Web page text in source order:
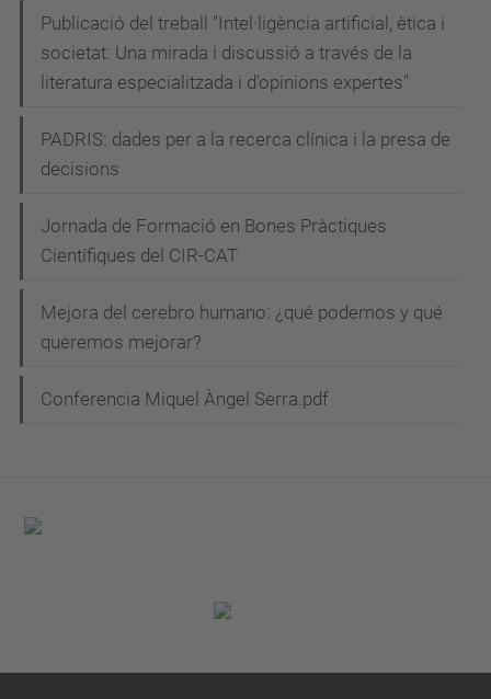
Publicació del treball "Intel·ligència artificial, ètica i
societat: Una mirada i discussió a través de la
literatura especialitzada i d'opinions expertes"
PADRIS: dades per a la recerca clínica i la presa de
decisions
Jornada de Formació en Bones Pràctiques
Científiques del CIR-CAT
Mejora del cerebro humano: ¿qué podemos y qué
queremos mejorar?
Conferencia Miquel Àngel Serra.pdf